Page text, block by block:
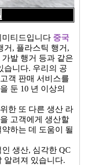
미티드입니다 중국
거, 플라스틱 행거,
발 행거 등과 같은
습니다. 우리의 공
객 판매 서비스를
둔 10 년 이상의
한 또 다른 생산 라
고객에게 생산할
하는 데 도움이 될
생산, 심각한 QC
알려져 있습니다.